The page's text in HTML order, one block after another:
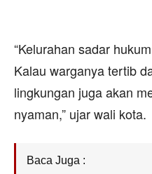
“Kelurahan sadar
Kalau warganya tertib
lingkungan juga akan
nyaman,” ujar wali kota.
Baca Juga :